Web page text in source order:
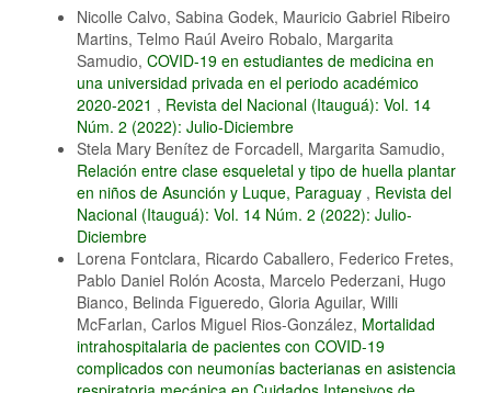
Nicolle Calvo, Sabina Godek, Mauricio Gabriel Ribeiro
Martins, Telmo Raúl Aveiro Robalo, Margarita
Samudio, COVID-19 en estudiantes de medicina en
una universidad privada en el periodo académico
2020-2021 , Revista del Nacional (Itauguá): Vol. 14
Núm. 2 (2022): Julio-Diciembre
Stela Mary Benítez de Forcadell, Margarita Samudio,
Relación entre clase esqueletal y tipo de huella plantar
en niños de Asunción y Luque, Paraguay , Revista del
Nacional (Itauguá): Vol. 14 Núm. 2 (2022): Julio-
Diciembre
Lorena Fontclara, Ricardo Caballero, Federico Fretes,
Pablo Daniel Rolón Acosta, Marcelo Pederzani, Hugo
Bianco, Belinda Figueredo, Gloria Aguilar, Willi
McFarlan, Carlos Miguel Rios-González, Mortalidad
intrahospitalaria de pacientes con COVID-19
complicados con neumonías bacterianas en asistencia